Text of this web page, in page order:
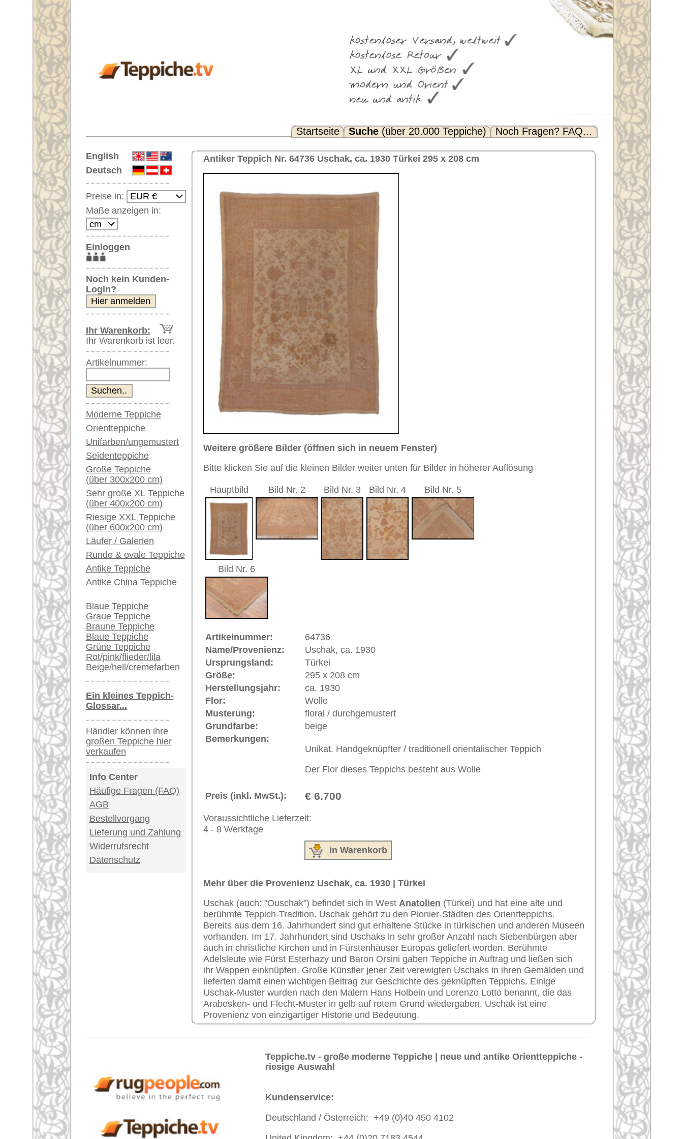
Noch Fragen? FAQ...
English
Deutsch
Preise in:
Maße anzeigen in:
Einloggen
Noch kein Kunden-
Login?
Ihr Warenkorb:
Ihr Warenkorb ist leer.
Artikelnummer:
Moderne Teppiche
Orientteppiche
Unifarben/ungemustert
Seidenteppiche
Große Teppiche
(über 300x200 cm)
Sehr große XL Teppiche
(über 400x200 cm)
Riesige XXL Teppiche
(über 600x200 cm)
Läufer / Galerien
Runde & ovale Teppiche
Antike Teppiche
Antike China Teppiche
Blaue Teppiche
Graue Teppiche
Braune Teppiche
Blaue Teppiche
Grüne Teppiche
Rot/pink/flieder/lila
Beige/hell/cremefarben
Ein kleines Teppich-
Glossar...
Händler können ihre
großen Teppiche hier
verkaufen
Info Center
Häufige Fragen (FAQ)
AGB
Bestellvorgang
Lieferung und Zahlung
Widerrufsrecht
Datenschutz
Weitere größere Bilder (öffnen sich in neuem Fenster)
Bitte klicken Sie auf die kleinen Bilder weiter unten für Bilder in höherer Auflösung
Hauptbild Bild Nr. 3 Bild Nr. 4 Bild Nr. 5
Bild Nr. 6
Artikelnummer:
Name/Provenienz:
Uschak, ca. 1930
Ursprungsland:
295 x 208 cm
Herstellungsjahr:
Flor: Wolle
Musterung:
Grundfarbe:
Bemerkungen:
Unikat. Handgeknüpfter / traditionell orientalischer Teppich
Der Flor dieses Teppichs besteht aus Wolle
Preis (inkl. MwSt.):
Voraussichtliche Lieferzeit:
4 - 8 Werktage
in Warenkorb
Mehr über die Provenienz Uschak, ca. 1930 | Türkei
Uschak (auch: "Ouschak") befindet sich in West
berühmte Teppich-Tradition. Uschak gehört zu den Pionier-Städten des Orientteppichs.
Bereits aus dem 16. Jahrhundert sind gut erhaltene Stücke in türkischen und anderen Museen
vorhanden. Im 17. Jahrhundert sind Uschaks in sehr großer Anzahl nach Siebenbürgen aber
auch in christliche Kirchen und in Fürstenhäuser Europas geliefert worden. Berühmte
Adelsleute wie Fürst Esterhazy und Baron Orsini gaben Teppiche in Auftrag und ließen sich
ihr Wappen einknüpfen. Große Künstler jener Zeit verewigten Uschaks in ihren Gemälden und
lieferten damit einen wichtigen Beitrag zur Geschichte des geknüpften Teppichs. Einige
Uschak-Muster wurden nach den Malern Hans Holbein und Lorenzo Lotto benannt, die das
Arabesken- und Flecht-Muster in gelb auf rotem Grund wiedergaben. Uschak ist eine
Provenienz von einzigartiger Historie und Bedeutung.
Teppiche.tv - große moderne Teppiche | neue und antike Orientteppiche -
riesige Auswahl
Deutschland / Österreich: +49 (0)40 450 4102
Impressum